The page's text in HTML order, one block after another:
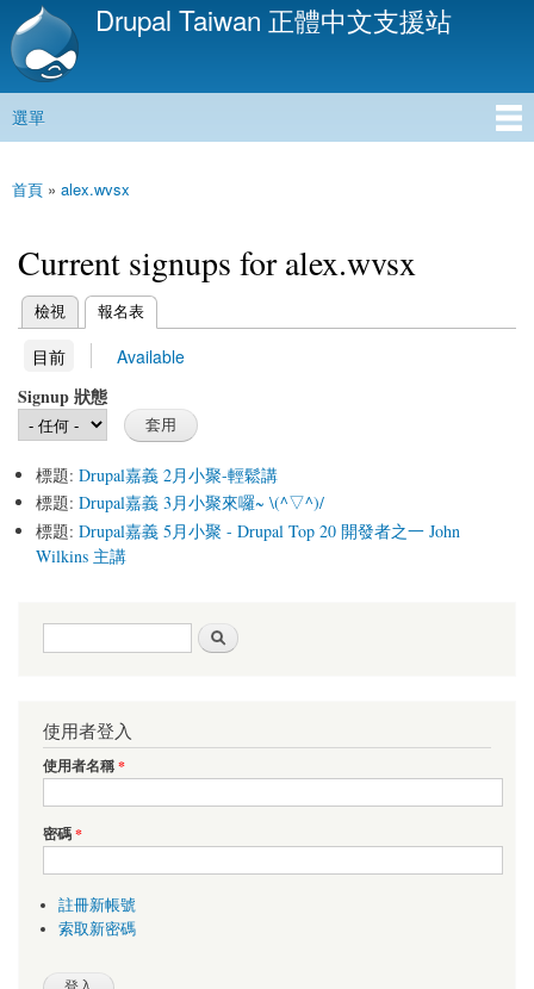
移
內
Drupal Taiwan 正體中文支援站
主選單
選單
您在這裡
首頁 » alex.wvsx
Current signups for alex.wvsx
主要索引標籤
檢視 報名表
(作用中頁籤)
次要索引標籤
目前
(作用中頁籤) Available
Signup 狀態
標題: Drupal嘉義 2月小聚-輕鬆講
標題: Drupal嘉義 3月小聚來囉~ \(^▽^)/
標題: Drupal嘉義 5月小聚 - Drupal Top 20 開發者之一 John
Wilkins 主講
搜尋表單
使用者登入
使用者名稱*
密碼*
註冊新帳號
索取新密碼